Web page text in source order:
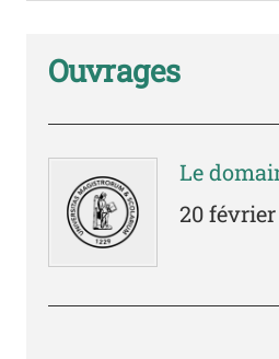
Ouvrages
Le
20